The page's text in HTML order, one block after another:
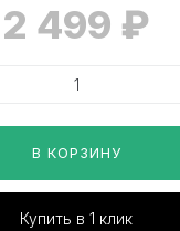
2 499 ₽
В КОРЗИНУ
Купить в 1 клик